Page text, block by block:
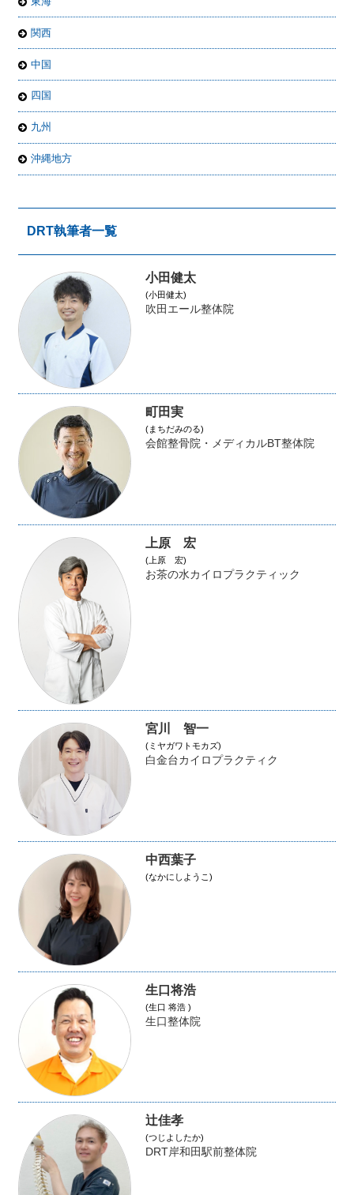
関西
中国
四国
九州
沖縄地方
DRT執筆者一覧
小田健太
(小田健太)
吹田エール整体院
町田実
(まちだみのる)
会館整骨院・メディカルBT整体院
上原 宏
(上原 宏)
お茶の水カイロプラクティック
宮川 智一
(ミヤガワトモカズ)
白金台カイロプラクティク
中西葉子
(なかにしようこ)
生口将浩
(生口 将浩 )
生口整体院
辻佳孝
(つじよしたか)
DRT岸和田駅前整体院